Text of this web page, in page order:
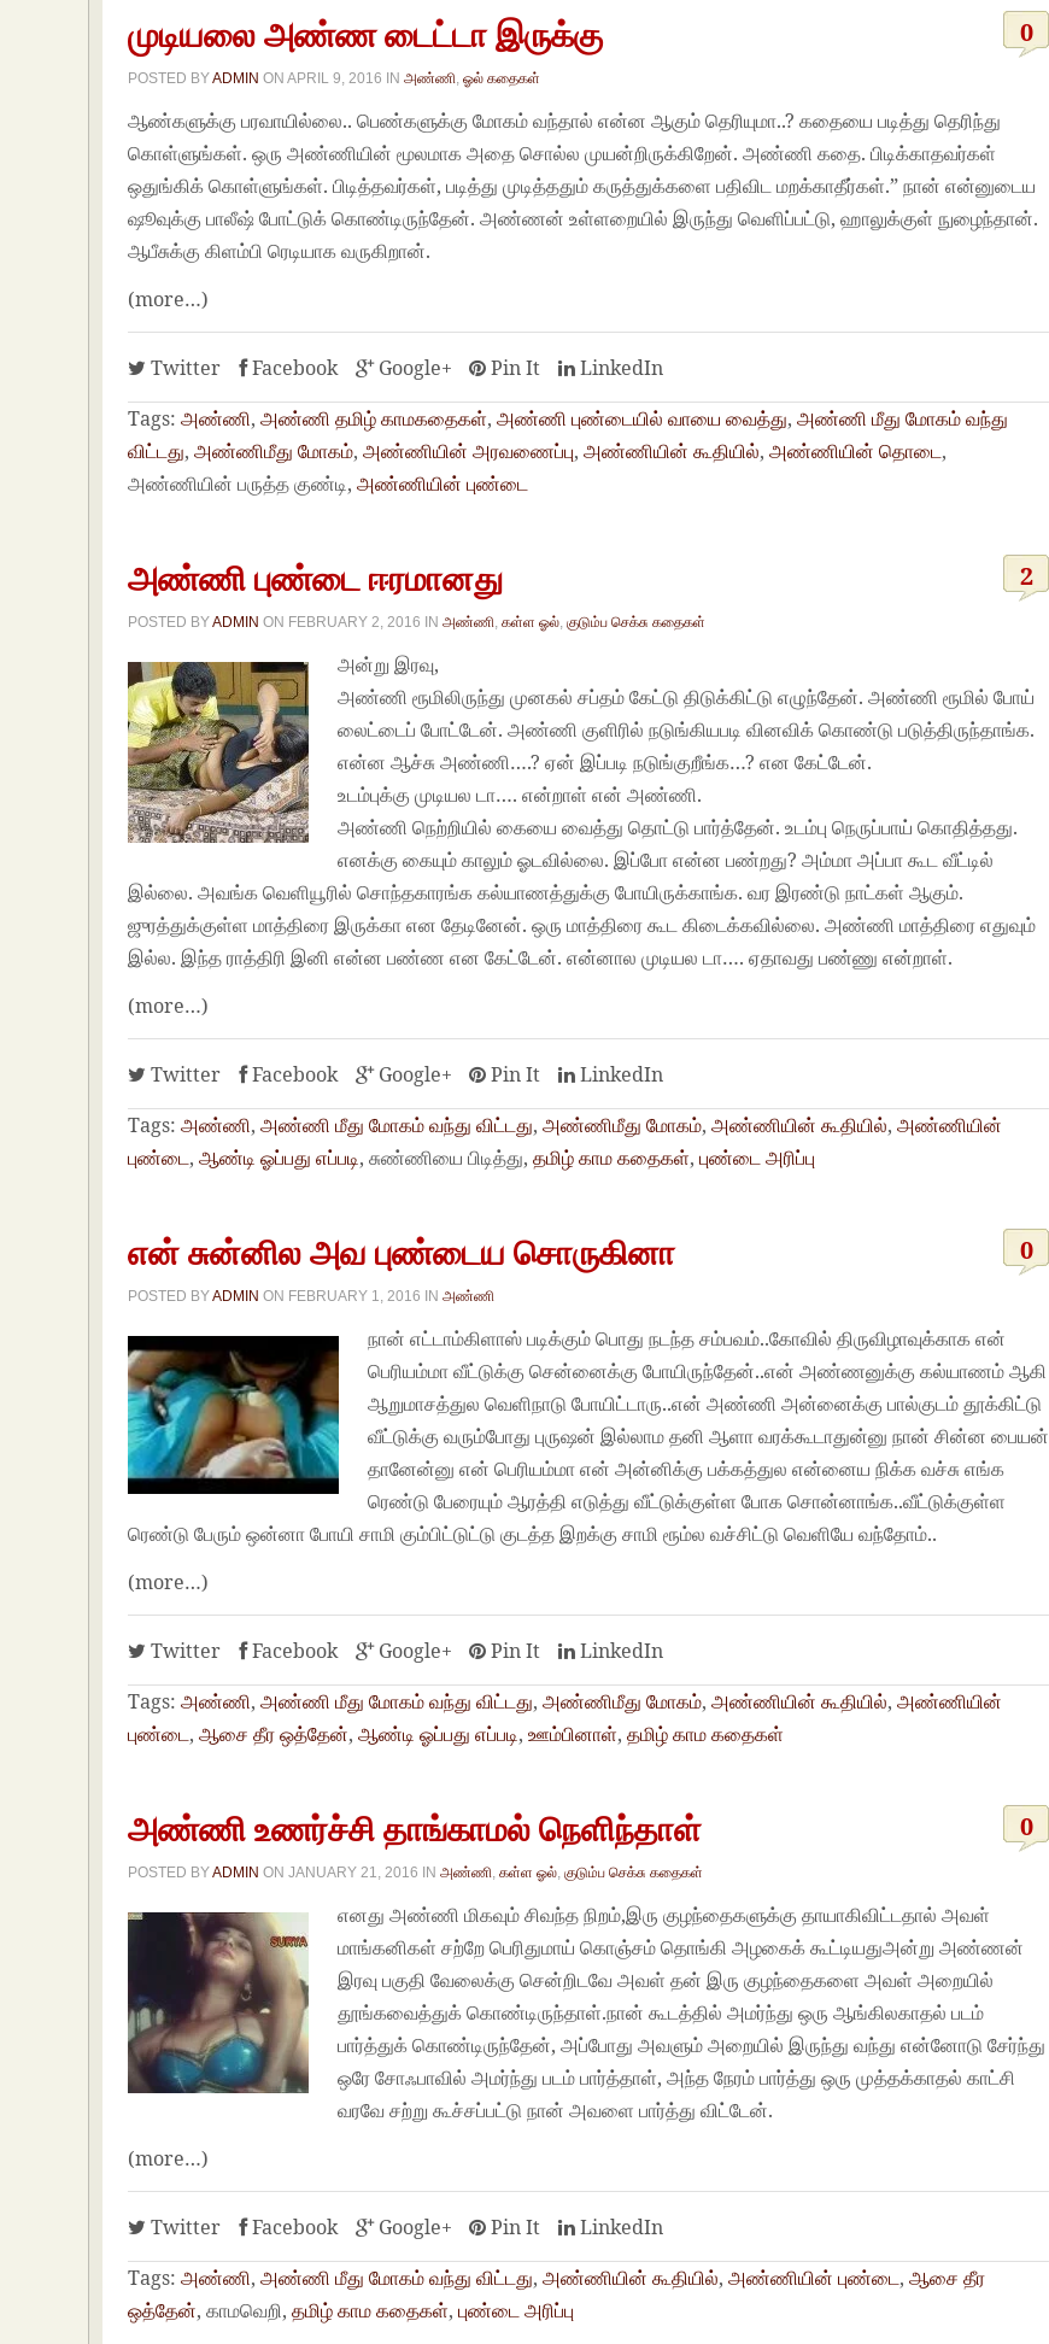
முடியலை அண்ண டைட்டா இருக்கு 0
POSTED BY ADMIN ON APRIL 9, 2016 INஅண்ணி ,ஓல் கதைகள்
ஆண்களுக்கு பரவாயில்லை.. பெண்களுக்கு மோகம் வந்தால் என்ன ஆகும் தெரியுமா..? கதையை படித்து தெரிந்து
கொள்ளுங்கள். ஒரு அண்ணியின் மூலமாக அதை சொல்ல முயன்றிருக்கிறேன். அண்ணி கதை. பிடிக்காதவர்கள்
ஒதுங்கிக் கொள்ளுங்கள். பிடித்தவர்கள், படித்து முடித்ததும் கருத்துக்களை பதிவிட மறக்காதீர்கள்.” நான் என்னுடைய
ஷூவுக்கு பாலீஷ் போட்டுக் கொண்டிருந்தேன். அண்ணன் உள்ளறையில் இருந்து வெளிப்பட்டு, ஹாலுக்குள் நுழைந்தான்.
ஆபீசுக்கு கிளம்பி ரெடியாக வருகிறான்.
(more…)
Twitter Facebook Google+ Pin It
LinkedIn
Tags: அண்ணி,அண்ணி தமிழ் காமகதைகள்,அண்ணி புண்டையில் வாயை வைத்து,அண்ணி மீது மோகம் வந்து
விட்டது,அண்ணிமீது மோகம்,அண்ணியின் அரவணைப்பு,அண்ணியின் கூதியில்,அண்ணியின் தொடை,
அண்ணியின் பருத்த குண்டி,அண்ணியின் புண்டை
அண்ணி புண்டை ஈரமானது 2
POSTED BY ADMIN ON FEBRUARY 2, 2016 INஅண்ணி ,கள்ள ஓல் ,குடும்ப செக்சு கதைகள்
அன்று இரவு,
அண்ணி ரூமிலிருந்து முனகல் சப்தம் கேட்டு திடுக்கிட்டு எழுந்தேன். அண்ணி ரூமில் போய்
லைட்டைப் போட்டேன். அண்ணி குளிரில் நடுங்கியபடி வினவிக் கொண்டு படுத்திருந்தாங்க.
என்ன ஆச்சு அண்ணி….? ஏன் இப்படி நடுங்குறீங்க…? என கேட்டேன்.
உடம்புக்கு முடியல டா…. என்றாள் என் அண்ணி.
அண்ணி நெற்றியில் கையை வைத்து தொட்டு பார்த்தேன். உடம்பு நெருப்பாய் கொதித்தது.
எனக்கு கையும் காலும் ஓடவில்லை. இப்போ என்ன பண்றது? அம்மா அப்பா கூட வீட்டில்
இல்லை. அவங்க வெளியூரில் சொந்தகாரங்க கல்யாணத்துக்கு போயிருக்காங்க. வர இரண்டு நாட்கள் ஆகும்.
ஜுரத்துக்குள்ள மாத்திரை இருக்கா என தேடினேன். ஒரு மாத்திரை கூட கிடைக்கவில்லை. அண்ணி மாத்திரை எதுவும்
இல்ல. இந்த ராத்திரி இனி என்ன பண்ண என கேட்டேன். என்னால முடியல டா…. ஏதாவது பண்ணு என்றாள்.
(more…)
Twitter Facebook Google+ Pin It
LinkedIn
Tags: அண்ணி,அண்ணி மீது மோகம் வந்து விட்டது,அண்ணிமீது மோகம்,அண்ணியின் கூதியில்,அண்ணியின்
புண்டை,ஆண்டி ஓப்பது எப்படி, சுண்ணியை பிடித்து,தமிழ் காம கதைகள்,புண்டை அரிப்பு
என் சுன்னில அவ புண்டைய சொருகினா 0
POSTED BY ADMIN ON FEBRUARY 1, 2016 INஅண்ணி
நான் எட்டாம்கிளாஸ் படிக்கும் பொது நடந்த சம்பவம்..கோவில் திருவிழாவுக்காக என்
பெரியம்மா வீட்டுக்கு சென்னைக்கு போயிருந்தேன்..என் அண்ணனுக்கு கல்யாணம் ஆகி
ஆறுமாசத்துல வெளிநாடு போயிட்டாரு..என் அண்ணி அன்னைக்கு பால்குடம் தூக்கிட்டு
வீட்டுக்கு வரும்போது புருஷன் இல்லாம தனி ஆளா வரக்கூடாதுன்னு நான் சின்ன பையன்
தானேன்னு என் பெரியம்மா என் அன்னிக்கு பக்கத்துல என்னைய நிக்க வச்சு எங்க
ரெண்டு பேரையும் ஆரத்தி எடுத்து வீட்டுக்குள்ள போக சொன்னாங்க..வீட்டுக்குள்ள
ரெண்டு பேரும் ஒன்னா போயி சாமி கும்பிட்டுட்டு குடத்த இறக்கு சாமி ரூம்ல வச்சிட்டு வெளியே வந்தோம்..
(more…)
Twitter Facebook Google+ Pin It
LinkedIn
Tags: அண்ணி,அண்ணி மீது மோகம் வந்து விட்டது,அண்ணிமீது மோகம்,அண்ணியின் கூதியில்,அண்ணியின்
புண்டை,ஆசை தீர ஒத்தேன்,ஆண்டி ஓப்பது எப்படி,ஊம்பினாள்,தமிழ் காம கதைகள்
அண்ணி உணர்ச்சி தாங்காமல் நெளிந்தாள் 0
POSTED BY ADMIN ON JANUARY 21, 2016 INஅண்ணி ,கள்ள ஓல் ,குடும்ப செக்சு கதைகள்
எனது அண்ணி மிகவும் சிவந்த நிறம்,இரு குழந்தைகளுக்கு தாயாகிவிட்டதால் அவள்
மாங்கனிகள் சற்றே பெரிதுமாய் கொஞ்சம் தொங்கி அழகைக் கூட்டியதுஅன்று அண்ணன்
இரவு பகுதி வேலைக்கு சென்றிடவே அவள் தன் இரு குழந்தைகளை அவள் அறையில்
தூங்கவைத்துக் கொண்டிருந்தாள்.நான் கூடத்தில் அமர்ந்து ஒரு ஆங்கிலகாதல் படம்
பார்த்துக் கொண்டிருந்தேன், அப்போது அவளும் அறையில் இருந்து வந்து என்னோடு சேர்ந்து
ஒரே சோஃபாவில் அமர்ந்து படம் பார்த்தாள், அந்த நேரம் பார்த்து ஒரு முத்தக்காதல் காட்சி
வரவே சற்று கூச்சப்பட்டு நான் அவளை பார்த்து விட்டேன்.
(more…)
Twitter Facebook Google+ Pin It
LinkedIn
Tags: அண்ணி,அண்ணி மீது மோகம் வந்து விட்டது,அண்ணியின் கூதியில்,அண்ணியின் புண்டை,ஆசை தீர
ஒத்தேன், காமவெறி,தமிழ் காம கதைகள்,புண்டை அரிப்பு